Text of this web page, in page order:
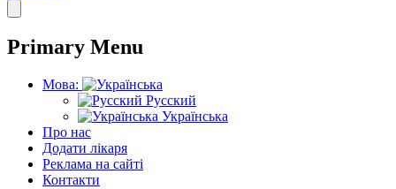
Primary Menu
Мова:
Русский
Українська
Про нас
Додати лікаря
Реклама на сайті
Контакти